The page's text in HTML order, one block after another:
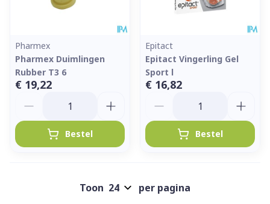
Pharmex
Pharmex Duimlingen
Rubber T3 6
€ 19,22
Bestel
Epitact
Epitact Vingerling Gel
Sport l
€ 16,82
Bestel
Toon per pagina